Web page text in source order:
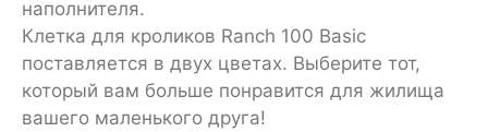
наполнителя.
Клетка для кроликов Ranch 100 Basic
поставляется в двух цветах. Выберите тот,
который вам больше понравится для жилища
вашего маленького друга!